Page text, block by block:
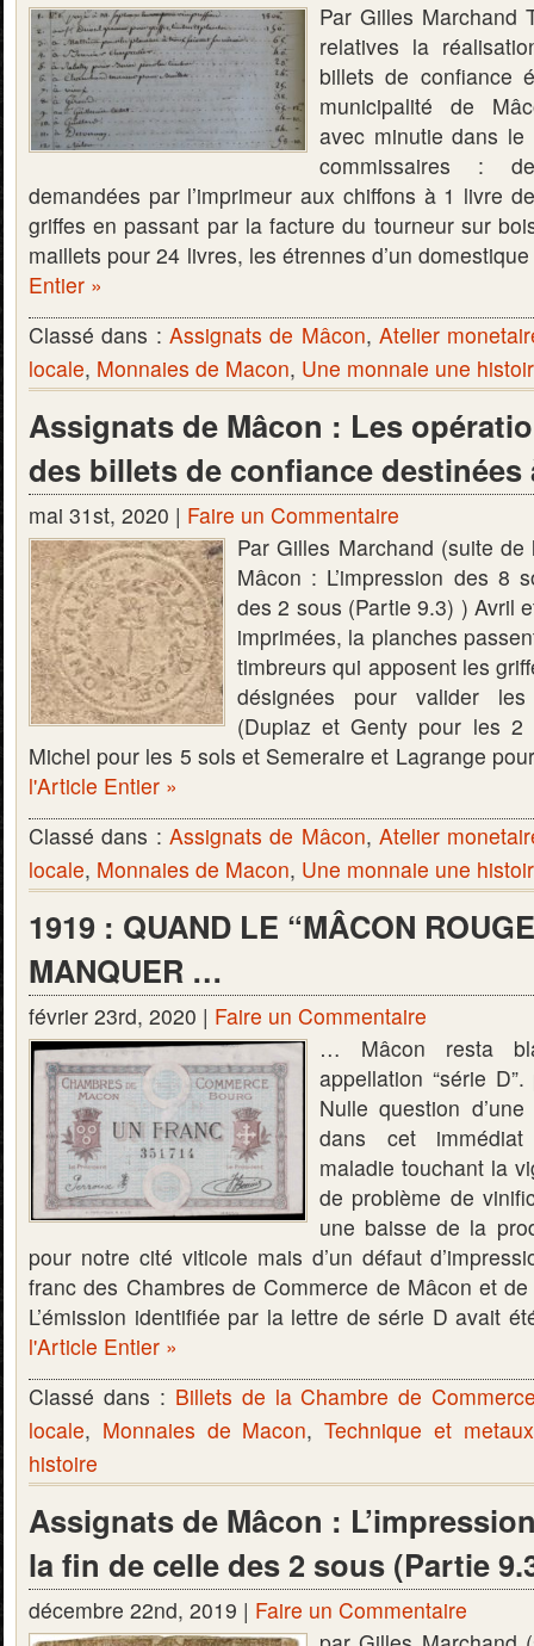
Par Gilles Marchand
relatives la
billets de confiance
municipalité de
avec minutie dans
commissaires :
demandées par l’imprimeur aux chiffons à 1 livre
griffes en passant par la facture du tourneur sur
maillets pour 24 livres, les étrennes d’un
Entier »
Classé dans : Assignats de Mâcon, Atelier
locale, Monnaies de Macon, Une monnaie une
Assignats de Mâcon : Les
des billets de confiance destinées
mai 31st, 2020 | Faire un Commentaire
Par Gilles Marchand (suite de
Mâcon : L’impression des 8
des 2 sous (Partie 9.3) ) Avril
imprimées, la planches
timbreurs qui apposent les
désignées pour valider les
(Dupiaz et Genty pour les 2
Michel pour les 5 sols et Semeraire et Lagrange
l'Article Entier »
Classé dans : Assignats de Mâcon, Atelier
locale, Monnaies de Macon, Une monnaie une
1919 : QUAND LE “MÂCON
MANQUER …
février 23rd, 2020 | Faire un Commentaire
… Mâcon resta
appellation “série
Nulle question
dans cet
maladie touchant la
de problème de
une baisse de la
pour notre cité viticole mais d’un défaut
franc des Chambres de Commerce de Mâcon et
L’émission identifiée par la lettre de série D avait
l'Article Entier »
Classé dans : Billets de la Chambre de
locale, Monnaies de Macon,Technique et metaux
histoire
Assignats de Mâcon :
la fin de celle des 2 sous (Partie
décembre 22nd, 2019 | Faire un Commentaire